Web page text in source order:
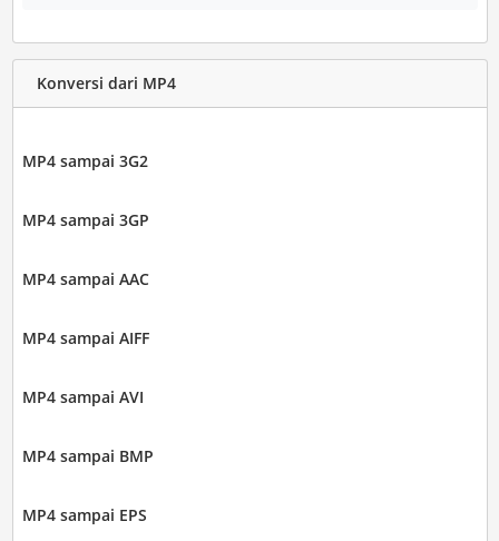
Konversi dari MP4
MP4 sampai 3G2
MP4 sampai 3GP
MP4 sampai AAC
MP4 sampai AIFF
MP4 sampai AVI
MP4 sampai BMP
MP4 sampai EPS